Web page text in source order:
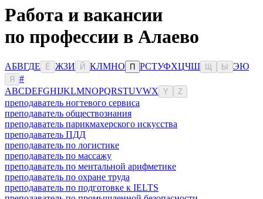
Работа и вакансии
по профессии в Алаево
АБВГДЕ Ё ЖЗИ Й КЛМНО П РСТУФХЦЧШ Ы ЭЮ
Я
#
ABCDEFGHIJKLMNOPQRSTUVWX Y Z
преподаватель ногтевого сервиса
преподаватель обществознания
преподаватель парикмахерского искусства
преподаватель ПДД
преподаватель по логистике
преподаватель по массажу
преподаватель по ментальной арифметике
преподаватель по охране труда
преподаватель по подготовке к IELTS